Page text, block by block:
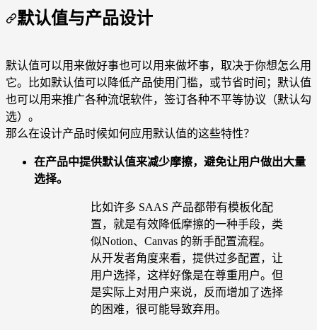
默认值与产品设计
默认值可以用来做好事也可以用来做坏事，取决于你想怎么用
它。比如默认值可以降低产品使用门槛，或节省时间；默认值
也可以用来推广各种流氓软件，签订各种不平等协议（默认勾
选）。
那么在设计产品时候如何应用默认值的这些特性？
在产品中提供默认值来减少摩擦，避免让用户做出大量
选择。
比如许多 SAAS 产品都带有模板化配
置，就是有效降低摩擦的一种手段，类
似Notion、Canvas 的新手配置流程。
从开发者角度来看，提供过多配置，让
用户选择，这样好像是在尊重用户。但
是实际上对用户来说，反而增加了选择
的困难，很可能导致弃用。